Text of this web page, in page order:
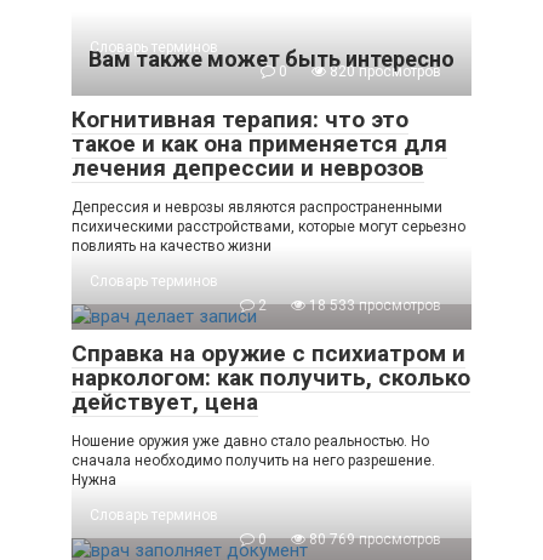
Вам также может быть интересно
Словарь терминов
0
820 просмотров
Когнитивная терапия: что это
такое и как она применяется для
лечения депрессии и неврозов
Депрессия и неврозы являются распространенными
психическими расстройствами, которые могут серьезно
повлиять на качество жизни
Словарь терминов
2
18 533 просмотров
Справка на оружие с психиатром и
наркологом: как получить, сколько
действует, цена
Ношение оружия уже давно стало реальностью. Но
сначала необходимо получить на него разрешение.
Нужна
Словарь терминов
0
80 769 просмотров